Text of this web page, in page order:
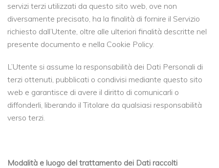
servizi terzi utilizzati da questo sito web, ove non
diversamente precisato, ha la finalità di fornire il Servizio
richiesto dall’Utente, oltre alle ulteriori finalità descritte nel
presente documento e nella Cookie Policy.
L’Utente si assume la responsabilità dei Dati Personali di
terzi ottenuti, pubblicati o condivisi mediante questo sito
web e garantisce di avere il diritto di comunicarli o
diffonderli, liberando il Titolare da qualsiasi responsabilità
verso terzi.
Modalità e luogo del trattamento dei Dati raccolti